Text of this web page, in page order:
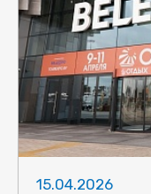
15.04.2026